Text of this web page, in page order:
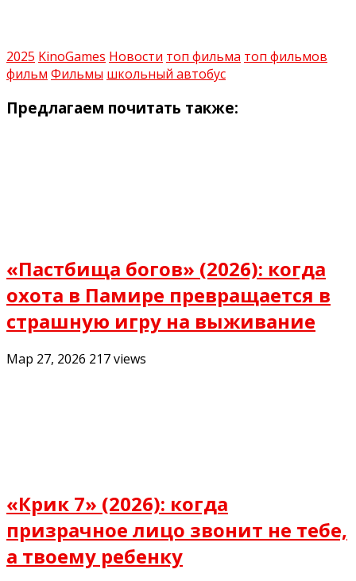
2025 KinoGames Новости топ фильма топ фильмов
фильм Фильмы школьный автобус
Предлагаем почитать также:
«Пастбища богов» (2026): когда
охота в Памире превращается в
страшную игру на выживание
Мар 27, 2026 217views
«Крик 7» (2026): когда
призрачное лицо звонит не тебе,
а твоему ребенку